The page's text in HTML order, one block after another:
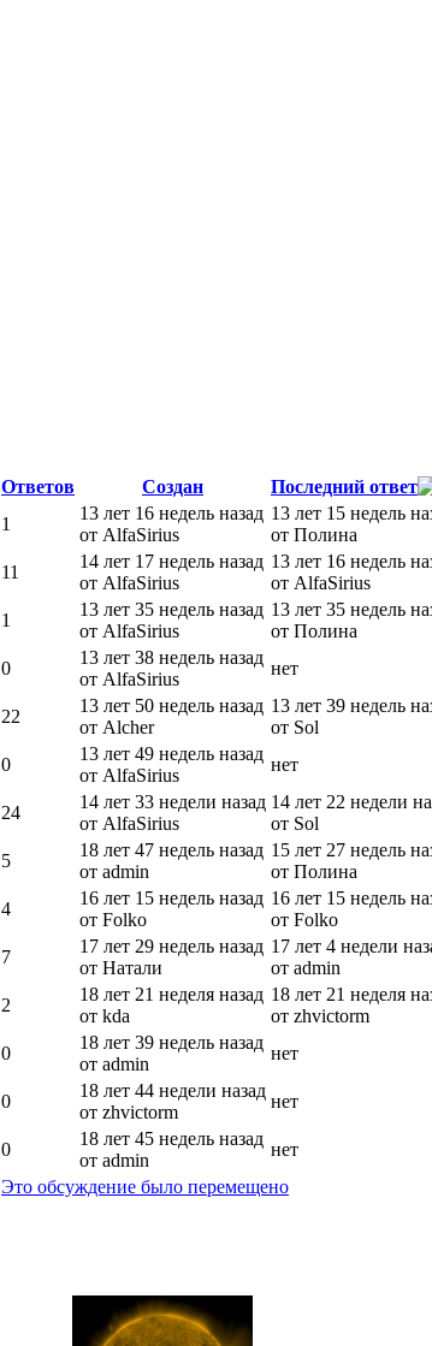
Ответов Создан
Последний ответ
1
13 лет 16 недель назад
от AlfaSirius
13 лет 15 недель
от Полина
11
14 лет 17 недель назад
от AlfaSirius
13 лет 16 недель
от AlfaSirius
1
13 лет 35 недель назад
от AlfaSirius
13 лет 35 недель
от Полина
0
13 лет 38 недель назад
от AlfaSirius
нет
22
13 лет 50 недель назад
от Alcher
13 лет 39 недель
от Sol
0
13 лет 49 недель назад
от AlfaSirius
нет
24
14 лет 33 недели назад
от AlfaSirius
14 лет 22 недели
от Sol
5
18 лет 47 недель назад
от admin
15 лет 27 недель
от Полина
4
16 лет 15 недель назад
от Folko
16 лет 15 недель
от Folko
7
17 лет 29 недель назад
от Натали
17 лет 4 недели
от admin
2
18 лет 21 неделя назад
от kda
18 лет 21 неделя
от zhvictorm
0
18 лет 39 недель назад
от admin
нет
0
18 лет 44 недели назад
от zhvictorm
нет
0
18 лет 45 недель назад
от admin
нет
Это обсуждение было перемещено